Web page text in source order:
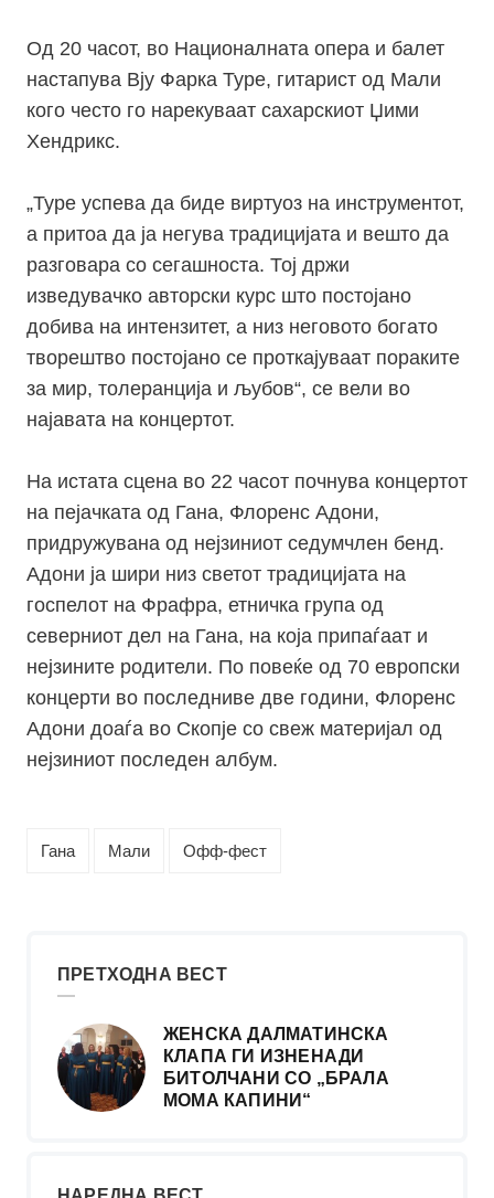
Од 20 часот, во Националната опера и балет
настапува Вју Фарка Туре, гитарист од Мали
кого често го нарекуваат сахарскиот Џими
Хендрикс.
„Туре успева да биде виртуоз на инструментот,
а притоа да ја негува традицијата и вешто да
разговара со сегашноста. Тој држи
изведувачко авторски курс што постојано
добива на интензитет, а низ неговото богато
творештво постојано се проткајуваат пораките
за мир, толеранција и љубов“, се вели во
најавата на концертот.
На истата сцена во 22 часот почнува концертот
на пејачката од Гана, Флоренс Адони,
придружувана од нејзиниот седумчлен бенд.
Адони ја шири низ светот традицијата на
госпелот на Фрафра, етничка група од
северниот дел на Гана, на која припаѓаат и
нејзините родители. По повеќе од 70 европски
концерти во последниве две години, Флоренс
Адони доаѓа во Скопје со свеж материјал од
нејзиниот последен албум.
Гана Мали Офф-фест
ПРЕТХОДНА ВЕСТ
ЖЕНСКА ДАЛМАТИНСКА
КЛАПА ГИ ИЗНЕНАДИ
БИТОЛЧАНИ СО „БРАЛА
МОМА КАПИНИ“